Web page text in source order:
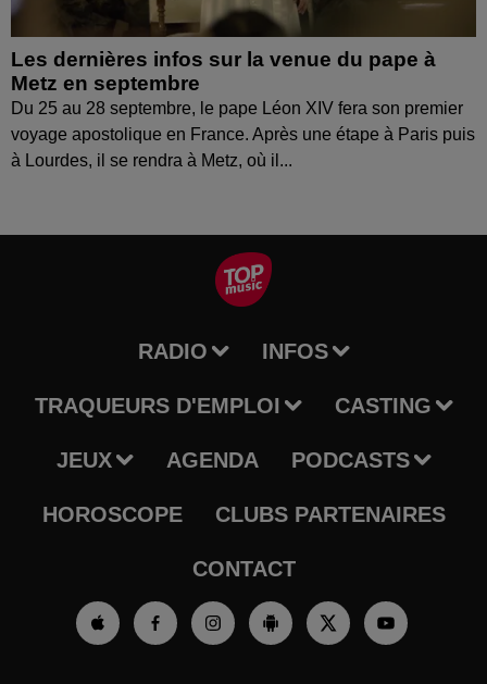
Les dernières infos sur la venue du pape à
Metz en septembre
Du 25 au 28 septembre, le pape Léon XIV fera son premier
voyage apostolique en France. Après une étape à Paris puis
à Lourdes, il se rendra à Metz, où il...
RADIO INFOS
TRAQUEURS D'EMPLOI CASTING
JEUX AGENDA PODCASTS
HOROSCOPE CLUBS PARTENAIRES
CONTACT